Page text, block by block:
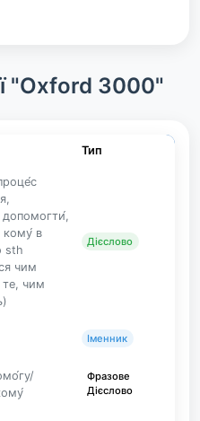
"Oxford 3000"
Тип
допомогти́,
кому́ в
sth
чим
те, чим
Дієслово
Іменник
Фразове
Дієслово